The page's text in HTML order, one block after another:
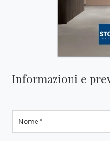
Informazioni e